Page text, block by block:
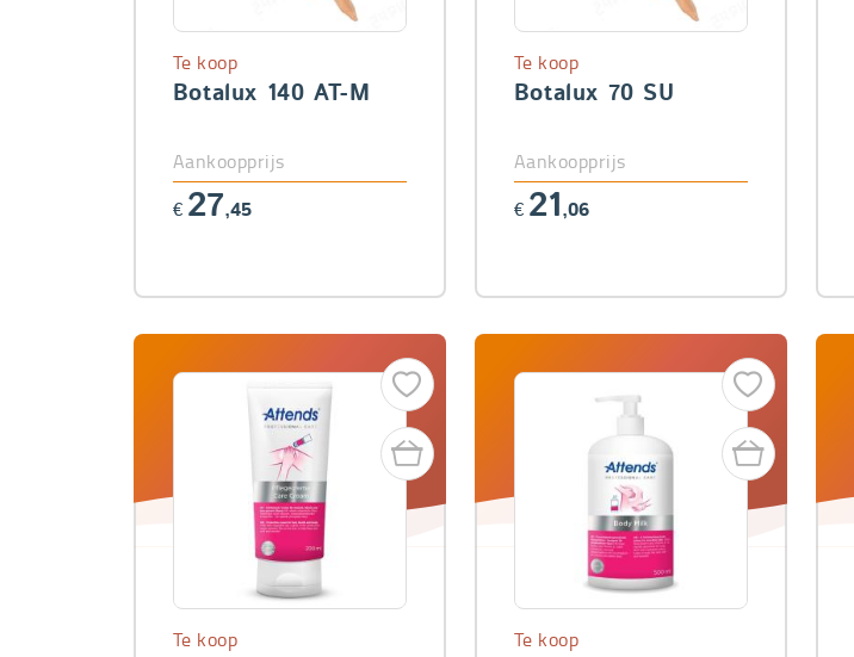
Botalux 140 AT-M
Te koop
Aankoopprijs
€ 27,45
Botalux 70 SU
Te koop
Aankoopprijs
€ 21,06
Te koop Te koop